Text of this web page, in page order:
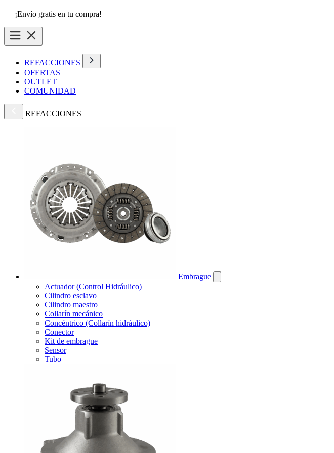
¡Envío gratis en tu compra!
REFACCIONES
OFERTAS
OUTLET
COMUNIDAD
REFACCIONES
Embrague
Actuador (Control Hidráulico)
Cilindro esclavo
Cilindro maestro
Collarín mecánico
Concéntrico (Collarín hidráulico)
Conector
Kit de embrague
Sensor
Tubo